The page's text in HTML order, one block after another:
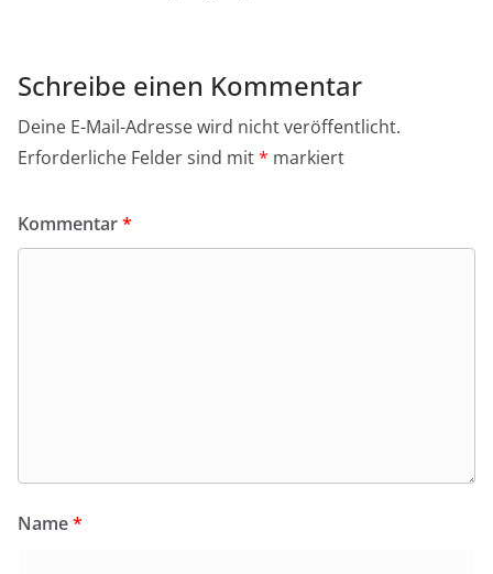
k
Schreibe einen Kommentar
Deine E-Mail-Adresse wird nicht veröffentlicht.
Erforderliche Felder sind mit* markiert
Kommentar*
Name*